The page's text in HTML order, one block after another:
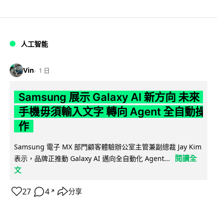
人工智能
Vin 1 日
Samsung 展示 Galaxy AI 新方向 未來
手機毋須輸入文字 轉向 Agent 全自動操
作
Samsung 電子 MX 部門顧客體驗辦公室主管兼副總裁 Jay Kim
表示，品牌正推動 Galaxy AI 邁向全自動化 Agent...
閱讀全
文
27 4 ↗ 分享